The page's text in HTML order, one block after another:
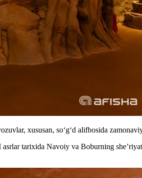
xususan, soʻgʻd alifbosida
tarixida Navoiy va Boburning